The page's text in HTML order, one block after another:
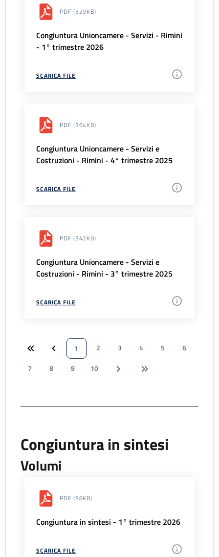
PDF (329KB)
Congiuntura Unioncamere - Servizi - Rimini
- 1° trimestre 2026
SCARICA FILE
PDF (364KB)
Congiuntura Unioncamere - Servizi e
Costruzioni - Rimini - 4° trimestre 2025
SCARICA FILE
PDF (342KB)
Congiuntura Unioncamere - Servizi e
Costruzioni - Rimini - 3° trimestre 2025
SCARICA FILE
1 2 3 4 5
6
7
8 9 10
Congiuntura in sintesi
Volumi
PDF (98KB)
Congiuntura in sintesi - 1° trimestre 2026
SCARICA FILE